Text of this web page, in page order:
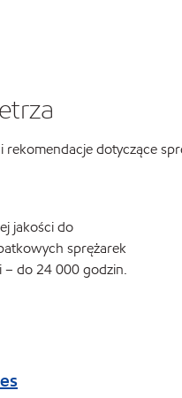
dotyczące
jakości do
sprężarek
– do 24 000 godzin.